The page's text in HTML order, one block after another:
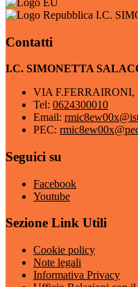
I.C.
Contatti
I.C. SIMONETTA
VIA F.FERRAIRONI,
Tel: 0624300010
Email:
PEC:
Seguici su
Facebook
Youtube
Sezione Link Utili
Cookie policy
Note legali
Informativa Privacy